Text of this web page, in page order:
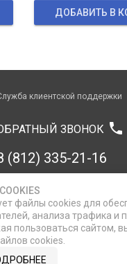
ДОБАВИТЬ В
клиентской поддержки
ЗВОНОК phone
(812) 335-21-16
8 (812) 335-21-17
(911) 947-43-48
файлы cookies для
анализа трафика и
пользоваться сайтом,
cookies.